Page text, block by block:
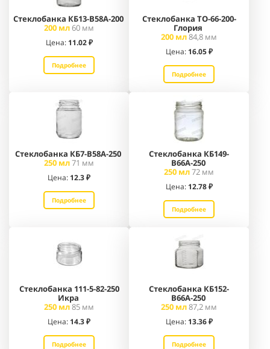
Стеклобанка КБ13-В58А-200
200 мл60 мм
Цена: 11.02₽
Подробнее
Стеклобанка ТО-66-200-
Глория
200 мл84,8 мм
Цена: 16.05₽
Подробнее
Стеклобанка КБ7-В58А-250
250 мл71 мм
Цена: 12.3₽
Подробнее
Стеклобанка КБ149-
В66А-250
250 мл72 мм
Цена: 12.78₽
Подробнее
Стеклобанка 111-5-82-250
Икра
250 мл85 мм
Цена: 14.3₽
Подробнее
Стеклобанка КБ152-
В66А-250
250 мл87,2 мм
Цена: 13.36₽
Подробнее